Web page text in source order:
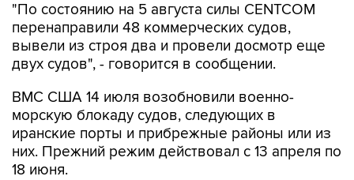
"По состоянию на 5 августа силы CENTCOM
перенаправили 48 коммерческих судов,
вывели из строя два и провели досмотр еще
двух судов", - говорится в сообщении.
ВМС США 14 июля возобновили военно-
морскую блокаду судов, следующих в
иранские порты и прибрежные районы или из
них. Прежний режим действовал с 13 апреля по
18 июня.